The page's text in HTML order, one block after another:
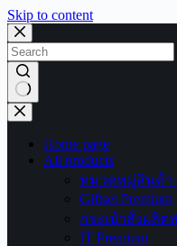
Skip to content
No
results
Home page
All products
หมวดหมู่สินค้า
Giftset Premium
กระเป๋าสั่งผลิตพ
IT Premium